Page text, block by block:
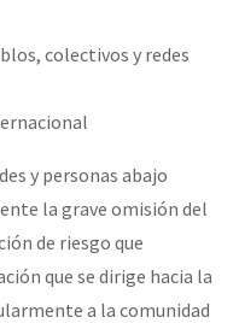
colectivos y redes
y personas abajo
la grave omisión del
de riesgo que
que se dirige hacia la
a la comunidad